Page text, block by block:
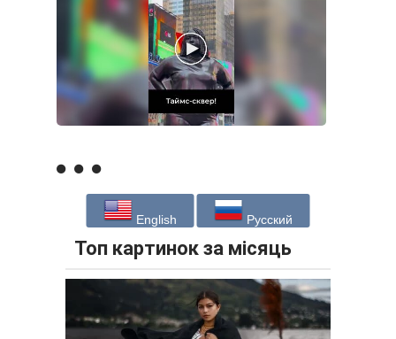
English Русский
Топ картинок за місяць